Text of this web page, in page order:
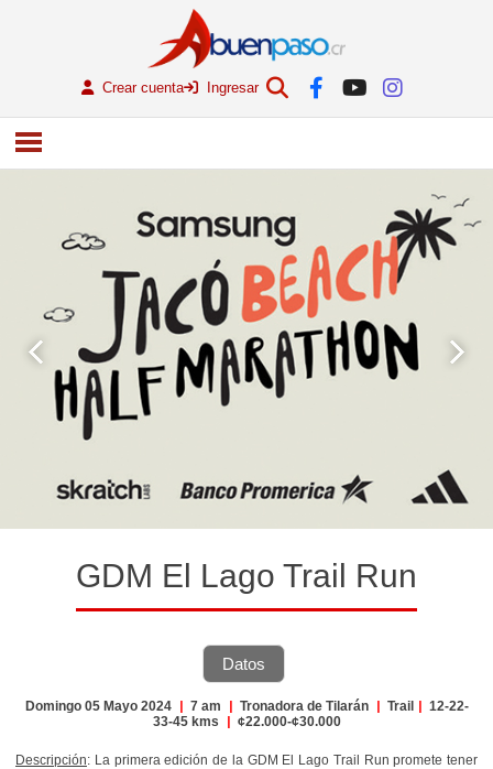
Crear cuenta Ingresar
GDM El Lago Trail Run
Datos
Domingo 05 Mayo 2024 | 7 am | Tronadora de Tilarán | Trail | 12-22-
33-45 kms
| ¢22.000-¢30.000
Descripción: La primera edición de la GDM El Lago Trail Run promete tener